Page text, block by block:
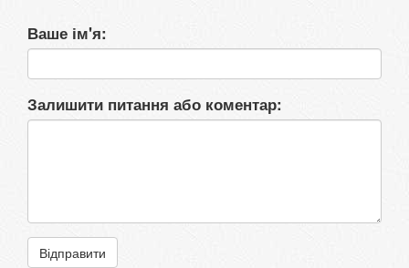
Ваше ім'я:
Залишити питання або коментар:
Відправити